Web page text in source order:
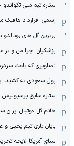
ستاره تیم ملی
رسمی: قرارداد هافبک
برترین گل های رونالدو
پزشکیان: چرا من و
تصاویری که باعث
پول سعودی ته کشید،
ستاره سابق پرسپولیس
خانم گل فوتبال
پایان بازی تیم یحیی و
سنای آمریکا لایحه